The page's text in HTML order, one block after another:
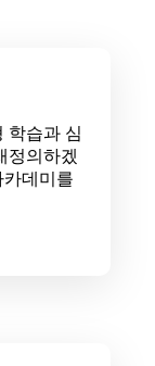
학습과 심
정의하겠
데미를